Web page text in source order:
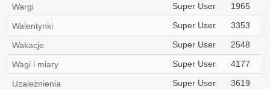
Wargi Super User 1965
Walentynki Super User 3353
Wakacje Super User 2548
Wagi i miary Super User 4177
Uzależnienia Super User 3619